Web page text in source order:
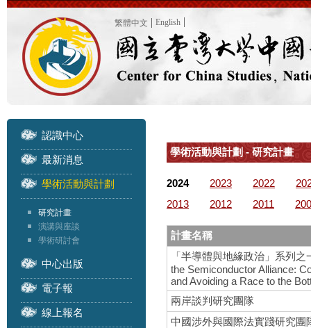
繁體中文 English
認識中心
最新消息
學術活動與計劃
研究計畫
演講與座談
學術研討會
中心出版
電子報
線上報名
學術活動與計劃 - 研究計畫
2024 2023 2022
2013
2012 2011
計畫名稱
「半導體與地緣政治」系列
the Semiconductor Alliance:
and Avoiding a Race to the
兩岸談判研究團隊
中國涉外與國際法實踐研究團